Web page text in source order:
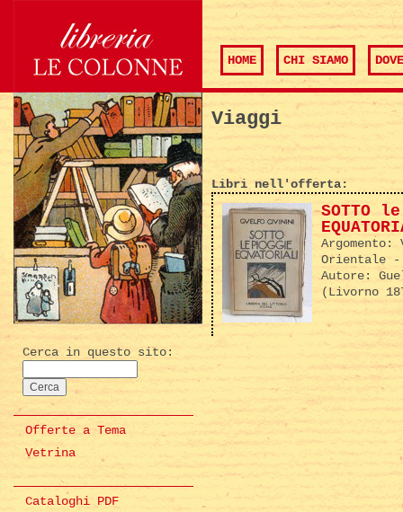
HOME CHI SIAMO
Cerca in questo sito:
Offerte a Tema
Vetrina
Cataloghi PDF
Viaggi
Libri nell'offerta:
SOTTO le
Argomento:
Orientale -
Autore:
(Livorno